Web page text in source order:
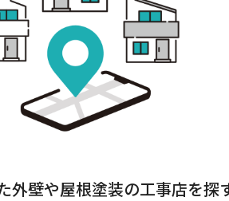
外壁や屋根塗装の工事店を探